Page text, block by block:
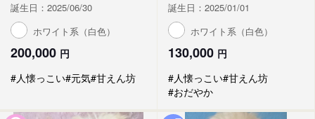
誕生日：2025/06/30
ホワイト系（白色）
200,000 円
#人懐っこい#元気#甘えん坊
誕生日：2025/01/01
ホワイト系（白色）
130,000 円
#人懐っこい#甘えん坊
#おだやか